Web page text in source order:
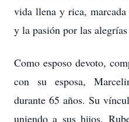
vida llena y rica,
y la pasión por las
Como esposo devoto,
con su esposa,
durante 65 años. Su
uniendo a sus hijos,